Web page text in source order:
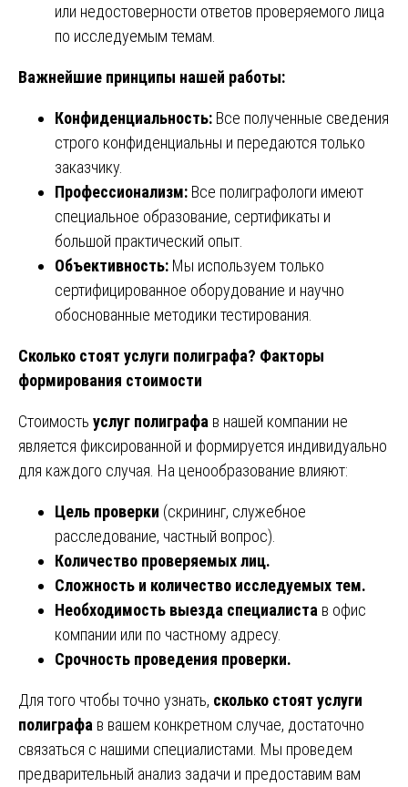
или недостоверности ответов проверяемого лица
по исследуемым темам.
Важнейшие принципы нашей работы:
Конфиденциальность: Все полученные сведения
строго конфиденциальны и передаются только
заказчику.
Профессионализм: Все полиграфологи имеют
специальное образование, сертификаты и
большой практический опыт.
Объективность: Мы используем только
сертифицированное оборудование и научно
обоснованные методики тестирования.
Сколько стоят услуги полиграфа? Факторы
формирования стоимости
Стоимость услуг полиграфа в нашей компании не
является фиксированной и формируется индивидуально
для каждого случая. На ценообразование влияют:
Цель проверки (скрининг, служебное
расследование, частный вопрос).
Количество проверяемых лиц.
Сложность и количество исследуемых тем.
Необходимость выезда специалиста в офис
компании или по частному адресу.
Срочность проведения проверки.
Для того чтобы точно узнать, сколько стоят услуги
полиграфа в вашем конкретном случае, достаточно
связаться с нашими специалистами. Мы проведем
предварительный анализ задачи и предоставим вам